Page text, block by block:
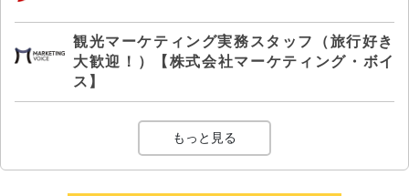
観光マーケティング実務スタッフ（旅行好き
大歓迎！）【株式会社マーケティング・ボイ
ス】
もっと見る